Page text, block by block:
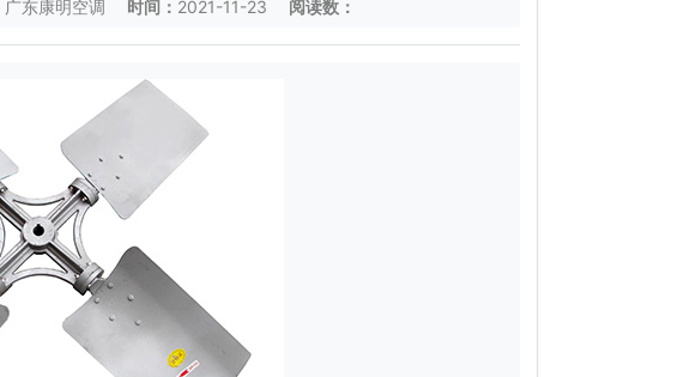
广东康明空调 时间： 2021-11-23 阅读数：